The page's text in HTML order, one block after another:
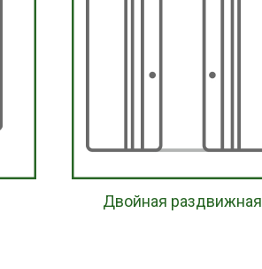
Двойная раздвижная